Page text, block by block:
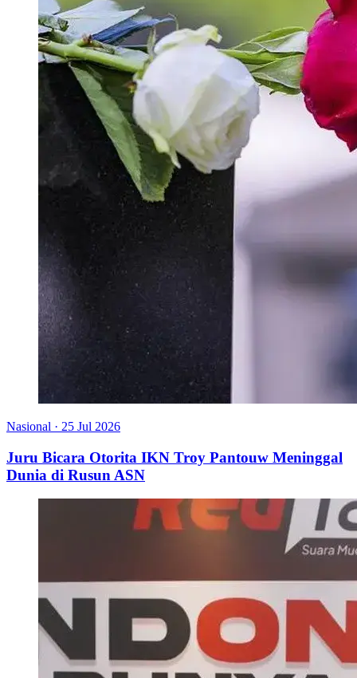
Nasional · 25 Jul 2026
Juru Bicara Otorita IKN Troy Pantouw Meninggal
Dunia di Rusun ASN